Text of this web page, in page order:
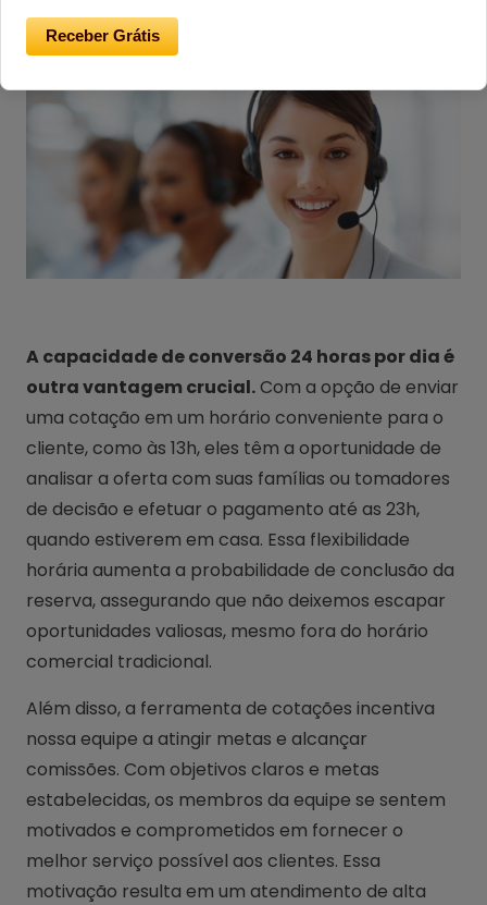
A capacidade de conversão 24 horas por dia é
outra vantagem crucial.Com a opção de enviar
uma cotação em um horário conveniente para o
cliente, como às 13h, eles têm a oportunidade de
analisar a oferta com suas famílias ou tomadores
de decisão e efetuar o pagamento até as 23h,
quando estiverem em casa. Essa flexibilidade
horária aumenta a probabilidade de conclusão da
reserva, assegurando que não deixemos escapar
oportunidades valiosas, mesmo fora do horário
comercial tradicional.
Além disso, a ferramenta de cotações incentiva
nossa equipe a atingir metas e alcançar
comissões. Com objetivos claros e metas
estabelecidas, os membros da equipe se sentem
motivados e comprometidos em fornecer o
melhor serviço possível aos clientes. Essa
motivação resulta em um atendimento de alta
Receber Grátis